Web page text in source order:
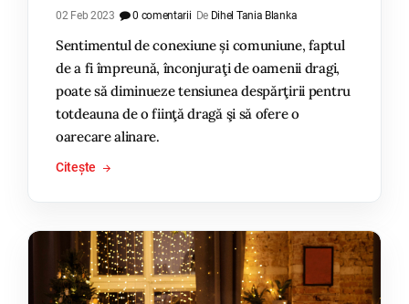
02 Feb 2023 0 comentarii De Dihel Tania Blanka
Sentimentul de conexiune și comuniune, faptul
de a fi împreună, înconjuraţi de oamenii dragi,
poate să diminueze tensiunea despărţirii pentru
totdeauna de o fiinţă dragă şi să ofere o
oarecare alinare.
Citește